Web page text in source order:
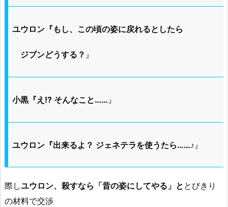
ユウロン『もし、この頃の姿に戻れるとしたら
ジブンどうする？ 』
小黒『え!? そんなこと…… 』
ユウロン『出来るよ？ ジェネテラを使うたら……♪ 』
際しユウロン、殺すなら「昔の姿にしてやる」と とびきり
の材料で交渉